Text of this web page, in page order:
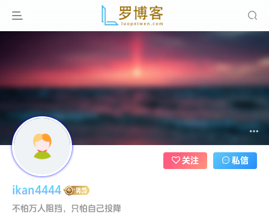
ikan4444
不怕万人阻挡，只怕自己投降
关注 私信